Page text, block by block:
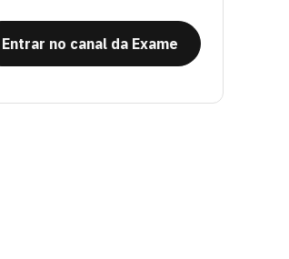
Entrar no canal da Exame